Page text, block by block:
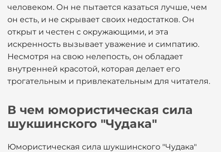
человеком. Он не пытается казаться лучше, чем
он есть, и не скрывает своих недостатков. Он
открыт и честен с окружающими, и эта
искренность вызывает уважение и симпатию.
Несмотря на свою нелепость, он обладает
внутренней красотой, которая делает его
трогательным и привлекательным для читателя.
В чем юмористическая сила
шукшинского "Чудака"
Юмористическая сила шукшинского "Чудака"